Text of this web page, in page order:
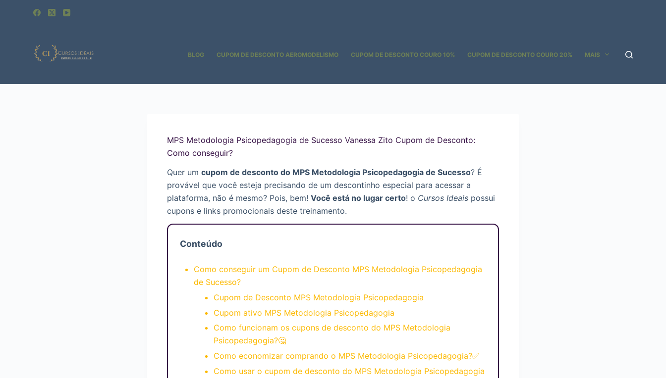
BLOG CUPOM DE DESCONTO AEROMODELISMO CUPOM DE DESCONTO COURO 10% CUPOM DE DESCONTO COURO 20% MAIS
MPS Metodologia Psicopedagogia de Sucesso Vanessa Zito Cupom de Desconto:
Como conseguir?
Quer um cupom de desconto do MPS Metodologia Psicopedagogia de Sucesso? É
provável que você esteja precisando de um descontinho especial para acessar a
plataforma, não é mesmo? Pois, bem! Você está no lugar certo! o Cursos Ideais possui
cupons e links promocionais deste treinamento.
Conteúdo
Como conseguir um Cupom de Desconto MPS Metodologia Psicopedagogia
de Sucesso?
Cupom de Desconto MPS Metodologia Psicopedagogia
Cupom ativo MPS Metodologia Psicopedagogia
Como funcionam os cupons de desconto do MPS Metodologia
Psicopedagogia?🤔
Como economizar comprando o MPS Metodologia Psicopedagogia?✅
Como usar o cupom de desconto do MPS Metodologia Psicopedagogia